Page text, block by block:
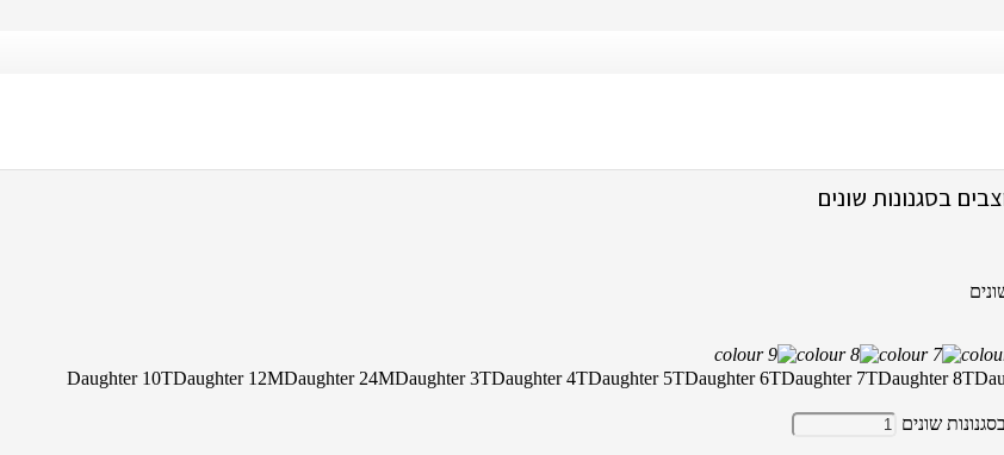
בסגנונות שונים
Daughter 10TDaughter 12MDaughter 24MDaughter 3TDaughter 4TDaughter 5TDaughter 6TDaughter 7TDaughter 8T
שונים